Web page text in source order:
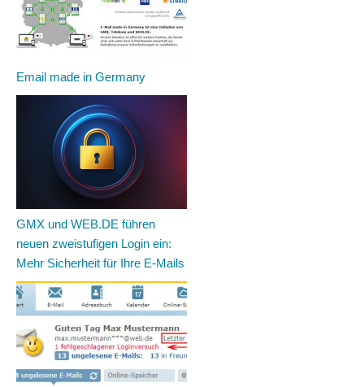
Email made in Germany
GMX und WEB.DE führen
neuen zweistufigen Login ein:
Mehr Sicherheit für Ihre E-Mails